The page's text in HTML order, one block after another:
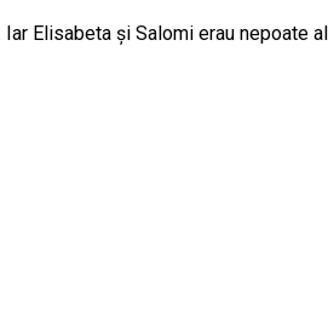
Elisabeta şi Salomi erau nepoate